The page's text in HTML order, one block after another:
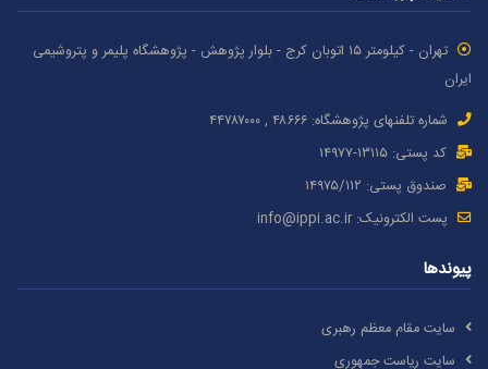
تهران - کیلومتر ۱۵ اتوبان کرج - بلوار پژوهش - پژوهشگاه پلیمر و پتروشیمی
ایران
شماره تلفنهای پژوهشگاه: ۴۸۶۶۶ , ۴۴۷۸۷٠٠٠
کد پستی: ۱٣۱۱۵-۱۴۹۷۷
صندوق پستی: ۱۴۹۷۵/١١۲
پست الکترونیک:info@ippi.ac.ir
پیوندها
سایت مقام معظم رهبری
سایت ریاست جمهوری